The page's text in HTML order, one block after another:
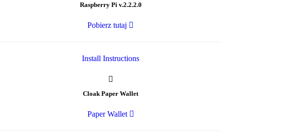
Raspberry Pi v.2.2.2.0
Pobierz tutaj
Install Instructions
Cloak Paper Wallet
Paper Wallet